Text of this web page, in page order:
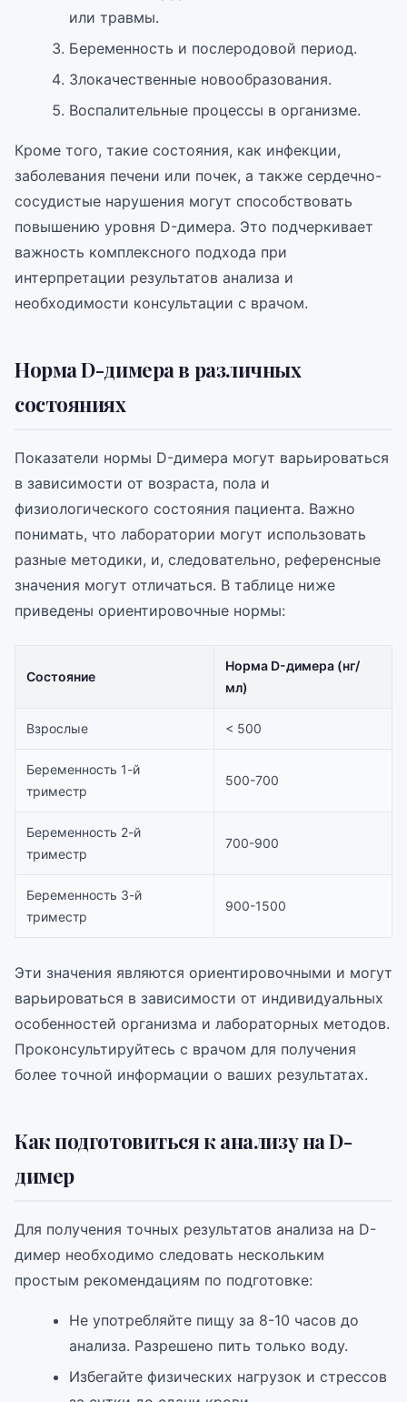
или травмы.
Беременность и послеродовой период.
Злокачественные новообразования.
Воспалительные процессы в организме.
Кроме того, такие состояния, как инфекции,
заболевания печени или почек, а также сердечно-
сосудистые нарушения могут способствовать
повышению уровня D-димера. Это подчеркивает
важность комплексного подхода при
интерпретации результатов анализа и
необходимости консультации с врачом.
Норма D-димера в различных
состояниях
Показатели нормы D-димера могут варьироваться
в зависимости от возраста, пола и
физиологического состояния пациента. Важно
понимать, что лаборатории могут использовать
разные методики, и, следовательно, референсные
значения могут отличаться. В таблице ниже
приведены ориентировочные нормы:
Состояние
Норма D-димера (нг/
мл)
Взрослые < 500
Беременность 1-й
триместр
500-700
Беременность 2-й
триместр
700-900
Беременность 3-й
триместр
900-1500
Эти значения являются ориентировочными и могут
варьироваться в зависимости от индивидуальных
особенностей организма и лабораторных методов.
Проконсультируйтесь с врачом для получения
более точной информации о ваших результатах.
Как подготовиться к анализу на D-
димер
Для получения точных результатов анализа на D-
димер необходимо следовать нескольким
простым рекомендациям по подготовке:
Не употребляйте пищу за 8-10 часов до
анализа. Разрешено пить только воду.
Избегайте физических нагрузок и стрессов